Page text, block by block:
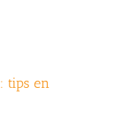
tips en